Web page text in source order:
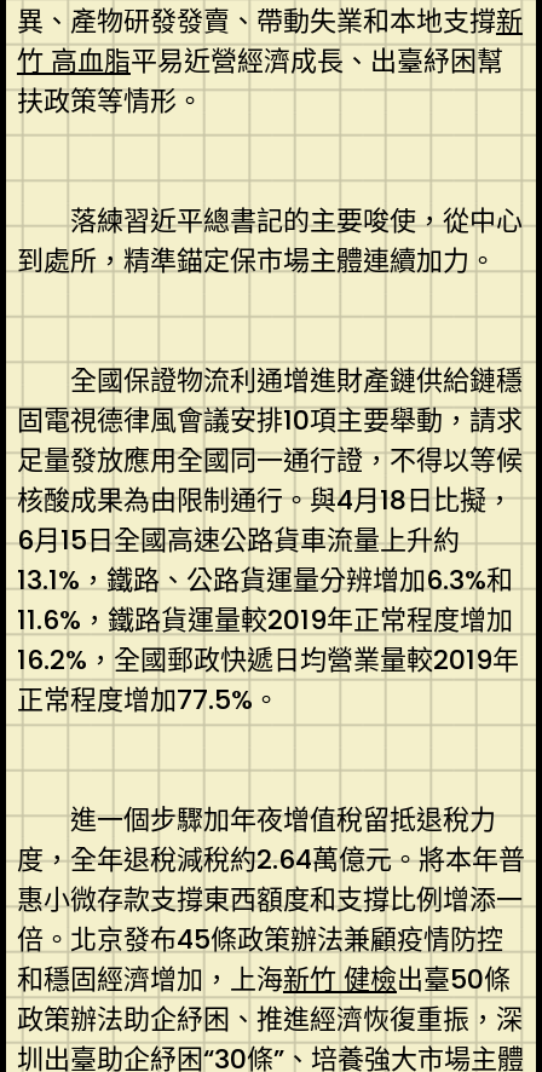
異、產物研發發賣、帶動失業和本地支撐新
竹 高血脂平易近營經濟成長、出臺紓困幫
扶政策等情形。
落練習近平總書記的主要唆使，從中心
到處所，精準錨定保市場主體連續加力。
全國保證物流利通增進財產鏈供給鏈穩
固電視德律風會議安排10項主要舉動，請求
足量發放應用全國同一通行證，不得以等候
核酸成果為由限制通行。與4月18日比擬，
6月15日全國高速公路貨車流量上升約
13.1%，鐵路、公路貨運量分辨增加6.3%和
11.6%，鐵路貨運量較2019年正常程度增加
16.2%，全國郵政快遞日均營業量較2019年
正常程度增加77.5%。
進一個步驟加年夜增值稅留抵退稅力
度，全年退稅減稅約2.64萬億元。將本年普
惠小微存款支撐東西額度和支撐比例增添一
倍。北京發布45條政策辦法兼顧疫情防控
和穩固經濟增加，上海新竹 健檢出臺50條
政策辦法助企紓困、推進經濟恢復重振，深
圳出臺助企紓困“30條”、培養強大市場主體